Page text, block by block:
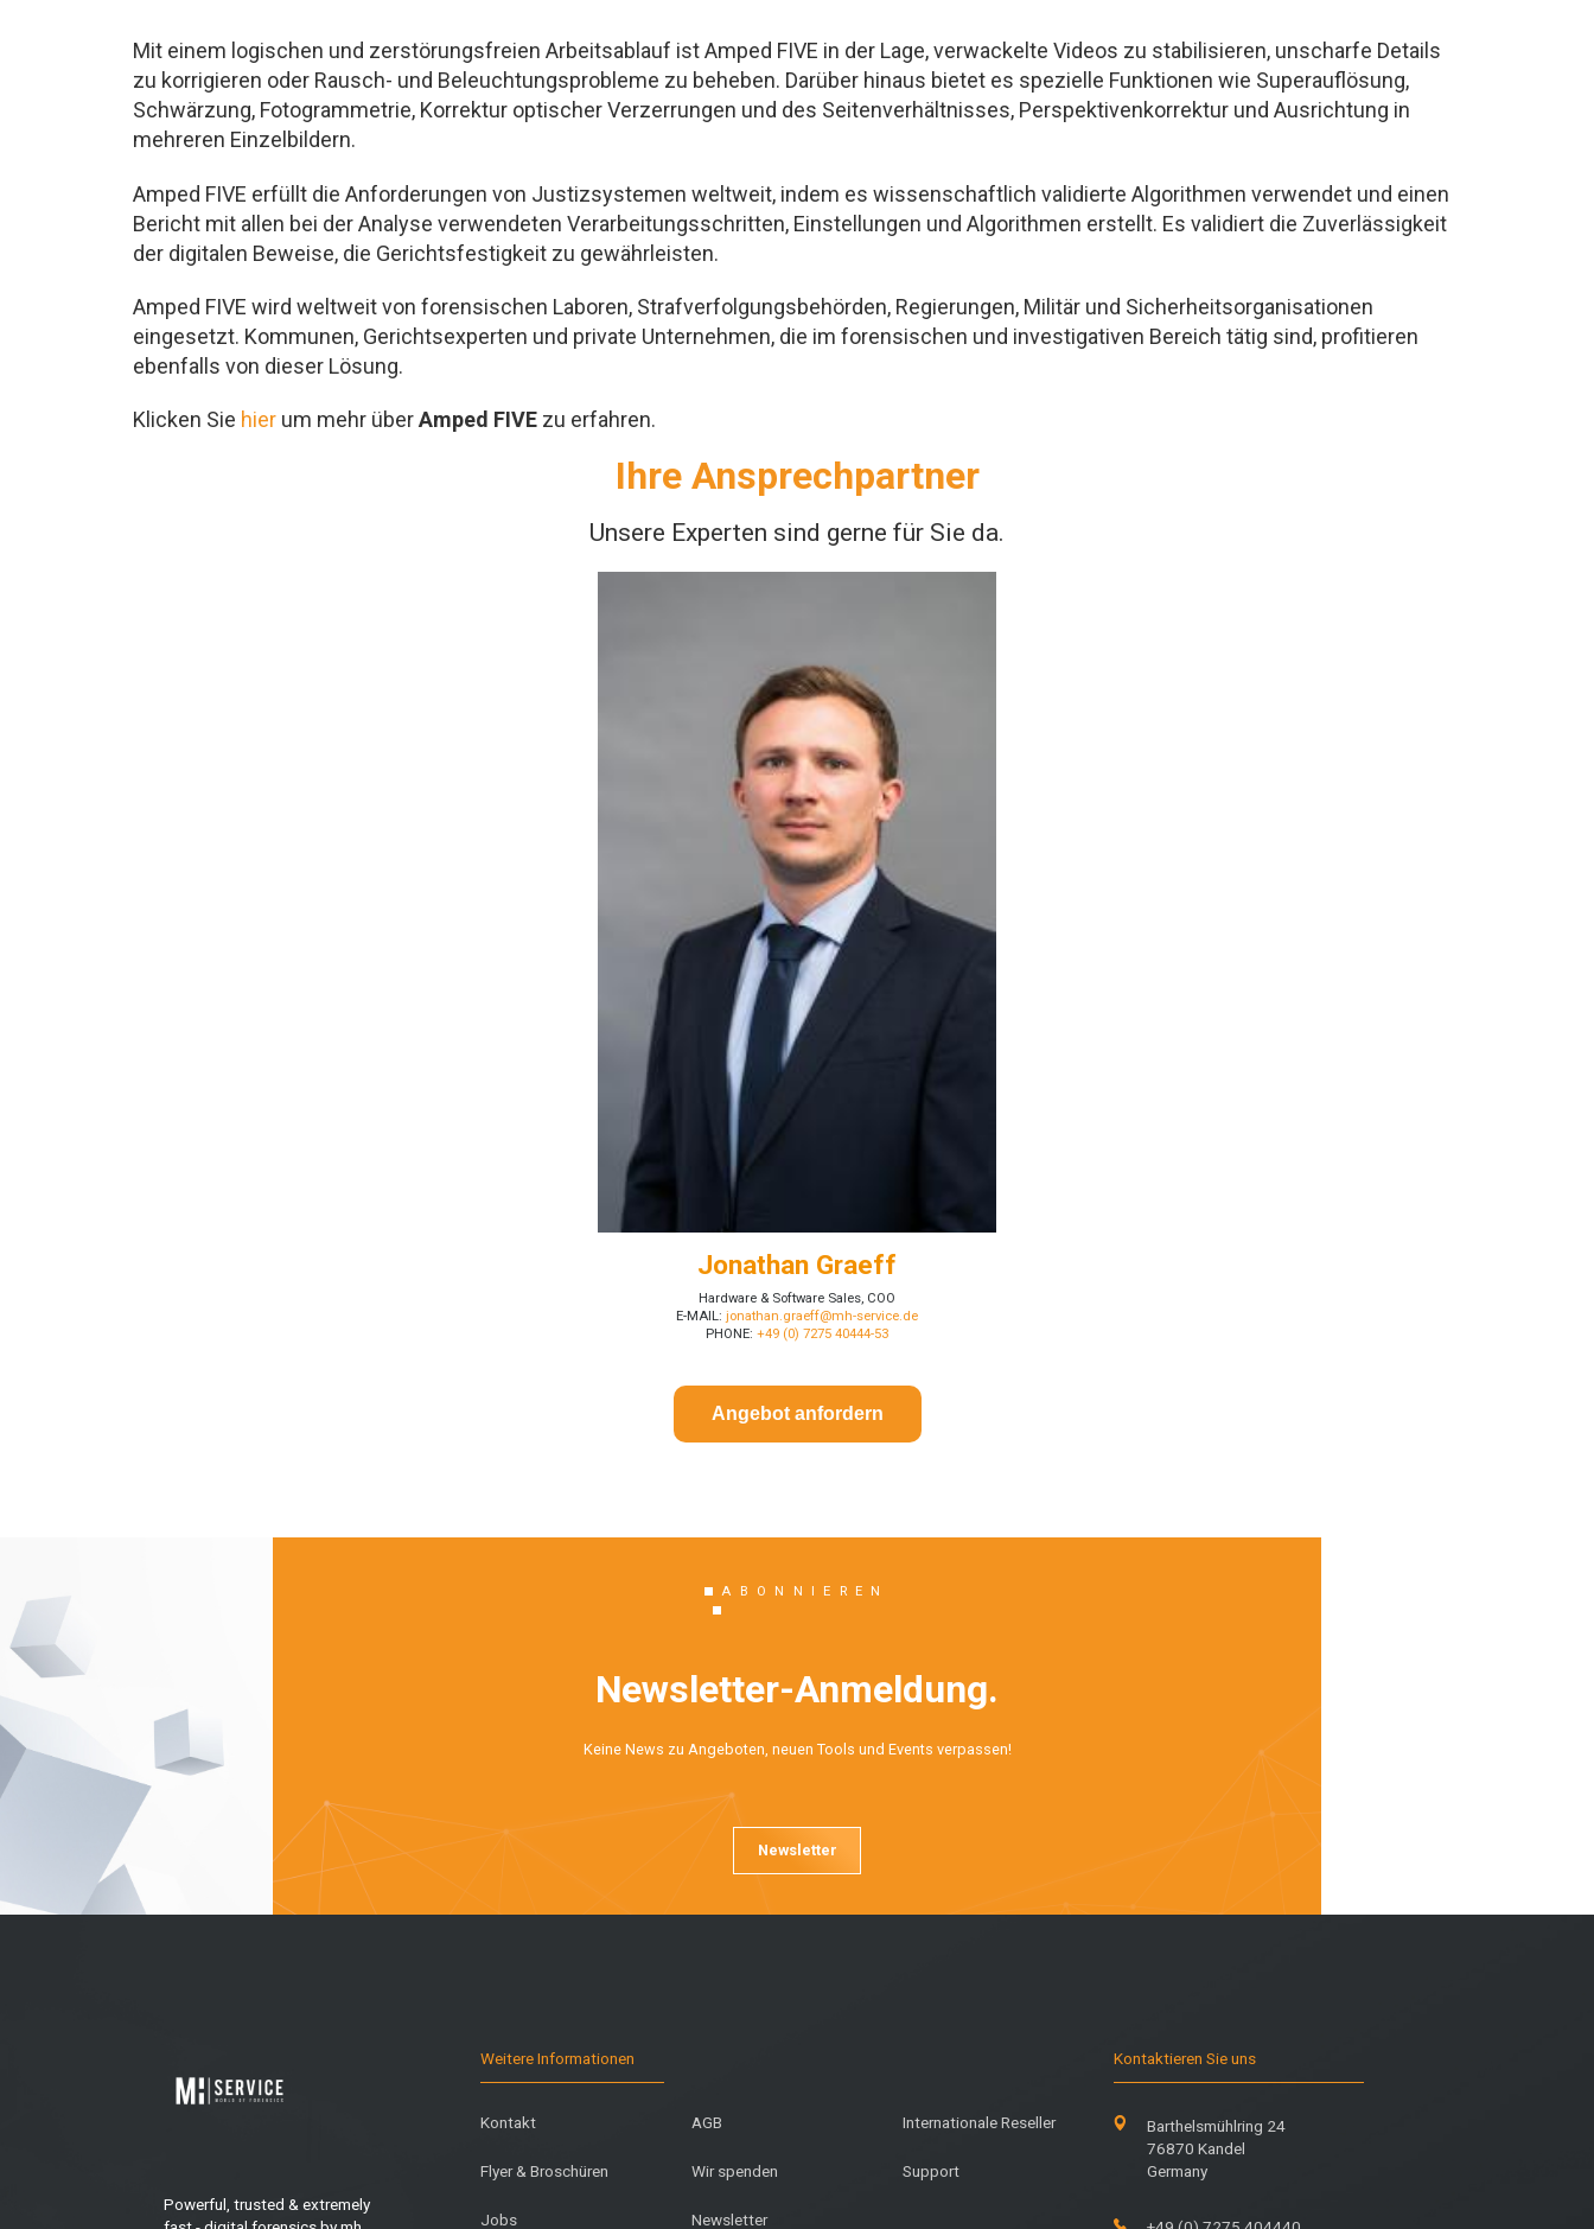
Mit einem logischen und zerstörungsfreien Arbeitsablauf ist Amped FIVE in der Lage, verwackelte Videos zu stabilisieren, unscharfe Details
zu korrigieren oder Rausch- und Beleuchtungsprobleme zu beheben. Darüber hinaus bietet es spezielle Funktionen wie Superauflösung,
Schwärzung, Fotogrammetrie, Korrektur optischer Verzerrungen und des Seitenverhältnisses, Perspektivenkorrektur und Ausrichtung in
mehreren Einzelbildern.
Amped FIVE erfüllt die Anforderungen von Justizsystemen weltweit, indem es wissenschaftlich validierte Algorithmen verwendet und einen
Bericht mit allen bei der Analyse verwendeten Verarbeitungsschritten, Einstellungen und Algorithmen erstellt. Es validiert die Zuverlässigkeit
der digitalen Beweise, die Gerichtsfestigkeit zu gewährleisten.
Amped FIVE wird weltweit von forensischen Laboren, Strafverfolgungsbehörden, Regierungen, Militär und Sicherheitsorganisationen
eingesetzt. Kommunen, Gerichtsexperten und private Unternehmen, die im forensischen und investigativen Bereich tätig sind, profitieren
ebenfalls von dieser Lösung.
Klicken Sie hier um mehr überAmped FIVE zu erfahren.
Ihre Ansprechpartner
Unsere Experten sind gerne für Sie da.
Jonathan Graeff
Hardware & Software Sales, COO
E-MAIL: jonathan.graeff@mh-service.de
PHONE: +49 (0) 7275 40444-53
Angebot anfordern
ABONNIEREN
Newsletter-Anmeldung.
Keine News zu Angeboten, neuen Tools und Events verpassen!
Newsletter
Powerful, trusted & extremely
Weitere Informationen
Kontakt AGB Internationale Reseller
Flyer & Broschüren Wir spenden Support
Jobs Newsletter
Kontaktieren Sie uns
Barthelsmühlring 24
76870 Kandel
Germany